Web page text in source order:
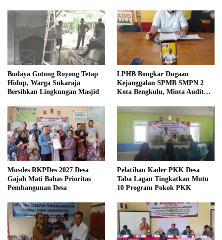
Budaya Gotong Royong Tetap
Hidup, Warga Sukaraja
Bersihkan Lingkungan Masjid
LPHB Bongkar Dugaan
Kejanggalan SPMB SMPN 2
Kota Bengkulu, Minta Audit
Musdes RKPDes 2027 Desa
Gajah Mati Bahas Prioritas
Pembangunan Desa
Pelatihan Kader PKK Desa
Taba Lagan Tingkatkan Mutu
10 Program Pokok PKK